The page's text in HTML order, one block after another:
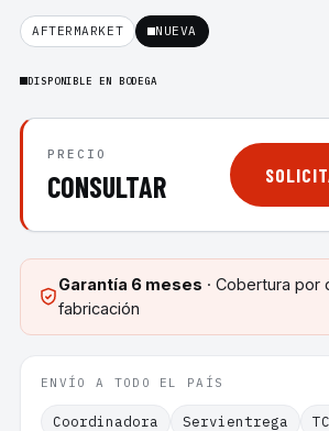
AFTERMARKET NUEVA
DISPONIBLE EN BODEGA
PRECIO
CONSULTAR
Garantía 6 meses · Cobertura
fabricación
ENVÍO A TODO EL PAÍS
Coordinadora Servientrega